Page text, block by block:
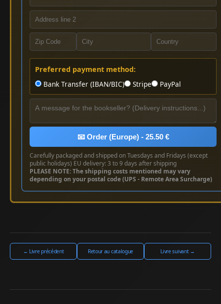
Preferred payment method:
Bank Transfer (IBAN/BIC)
Stripe PayPal
📧 Order (Europe) - 25.50 €
Carefully packaged and shipped on Tuesdays and Fridays (except
public holidays) EU delivery: 3 to 9 days after shipping
PLEASE NOTE: The shipping costs mentioned may vary
depending on your postal code (UPS - Remote Area Surcharge)
← Livre précédent Retour au catalogue Livre suivant →